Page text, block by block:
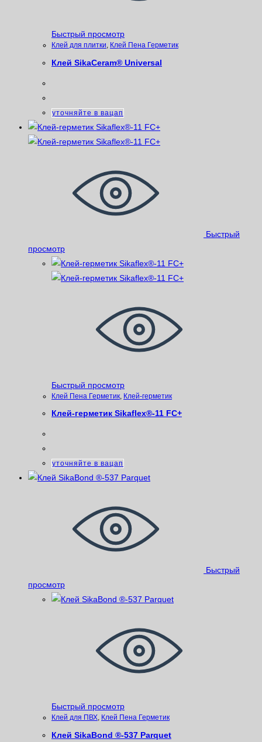
Быстрый просмотр
Клей для плитки, Клей Пена Герметик
Клей SikaCeram® Universal
уточняйте в вацап
Быстрый
просмотр
Быстрый просмотр
Клей Пена Герметик Клей-герметик
Клей-герметик Sikaflex®-11 FC+
уточняйте в вацап
Быстрый
просмотр
Быстрый просмотр
Клей для ПВХ, Клей Пена Герметик
Клей SikaBond ®-537 Parquet